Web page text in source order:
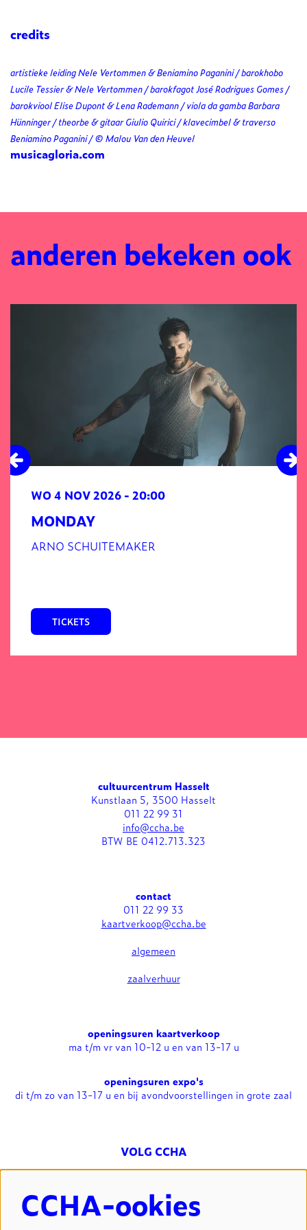
credits
artistieke leiding Nele Vertommen & Beniamino Paganini / barokhobo
Lucile Tessier & Nele Vertommen / barokfagot José Rodrigues Gomes /
barokviool Elise Dupont & Lena Rademann / viola da gamba Barbara
Hünninger / theorbe & gitaar Giulio Quirici / klavecimbel & traverso
Beniamino Paganini / © Malou Van den Heuvel
musicagloria.com
anderen bekeken ook
MONDAY
ARNO SCHUITEMAKER
WO 4 NOV 2026 - 20:00
TICKETS
cultuurcentrum Hasselt
Kunstlaan 5, 3500 Hasselt
011 22 99 31
info@ccha.be
BTW BE 0412.713.323
contact
011 22 99 33
kaartverkoop@ccha.be
algemeen
zaalverhuur
openingsuren kaartverkoop
ma t/m vr van 10-12 u en van 13-17 u
openingsuren expo's
di t/m zo van 13-17 u en bij avondvoorstellingen in grote zaal
VOLG CCHA
CCHA-ookies